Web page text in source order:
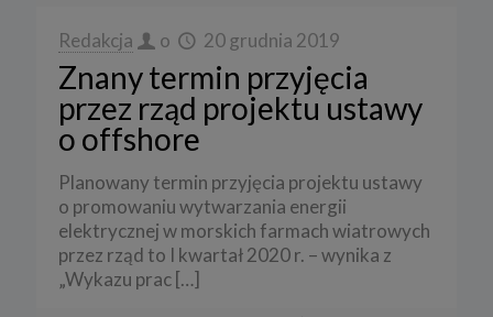
Redakcja o 20 grudnia 2019
Znany termin przyjęcia
przez rząd projektu ustawy
o offshore
Planowany termin przyjęcia projektu ustawy
o promowaniu wytwarzania energii
elektrycznej w morskich farmach wiatrowych
przez rząd to I kwartał 2020 r. – wynika z
„Wykazu prac[…]